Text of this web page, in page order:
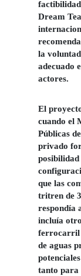
Dream
la
adecuado
actores.
El
cuando el
Públicas
privado
que las
tritren de
respondía
incluía
ferrocarril
de aguas
tanto para